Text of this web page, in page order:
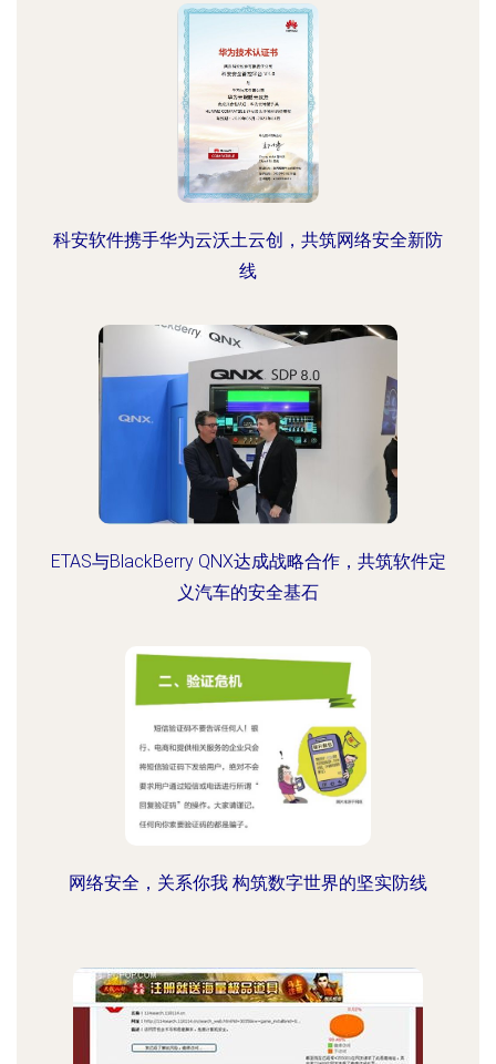
科安软件携手华为云沃土云创，共筑网络安全新防
线
ETAS与BlackBerry QNX达成战略合作，共筑软件定
义汽车的安全基石
网络安全，关系你我 构筑数字世界的坚实防线